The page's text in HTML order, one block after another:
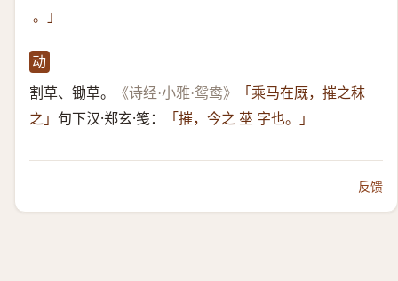
。」
动
割草、锄草。 《诗经·小雅·鸳鸯》
「乘马在厩，摧之秣
之」 句下汉·郑玄·笺： 「摧，今之 莝 字也。」
反馈